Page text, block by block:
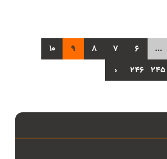
...
6
7
8
9
10
245
246
›